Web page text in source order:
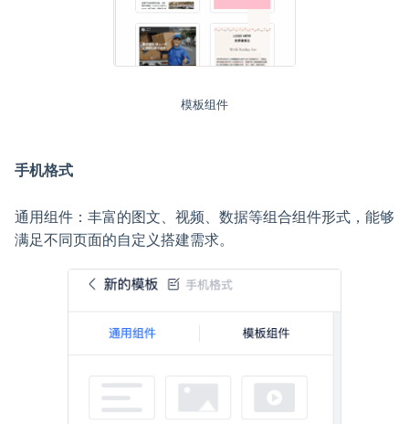
模板组件
手机格式
通用组件：丰富的图文、视频、数据等组合组件形式，能够
满足不同页面的自定义搭建需求。